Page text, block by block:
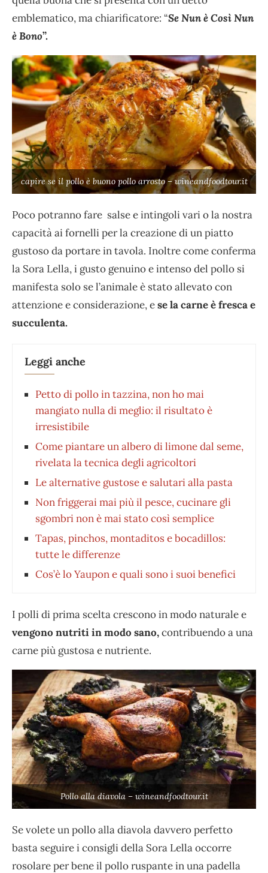
emblematico, ma chiarificatore: “Se Nun è Così Nun
è Bono”.
capire se il pollo è buono pollo arrosto – wineandfoodtour.it
Poco potranno fare salse e intingoli vari o la nostra
capacità ai fornelli per la creazione di un piatto
gustoso da portare in tavola. Inoltre come conferma
la Sora Lella, i gusto genuino e intenso del pollo si
manifesta solo se l’animale è stato allevato con
attenzione e considerazione, ese la carne è fresca e
succulenta.
Leggi anche
Petto di pollo in tazzina, non ho mai
mangiato nulla di meglio: il risultato è
irresistibile
Come piantare un albero di limone dal seme,
rivelata la tecnica degli agricoltori
Le alternative gustose e salutari alla pasta
Non friggerai mai più il pesce, cucinare gli
sgombri non è mai stato così semplice
Tapas, pinchos, montaditos e bocadillos:
tutte le differenze
Cos’è lo Yaupon e quali sono i suoi benefici
I polli di prima scelta crescono in modo naturale e
vengono nutriti in modo sano,contribuendo a una
carne più gustosa e nutriente.
Pollo alla diavola – wineandfoodtour.it
Se volete un pollo alla diavola davvero perfetto
basta seguire i consigli della Sora Lella occorre
rosolare per bene il pollo ruspante in una padella